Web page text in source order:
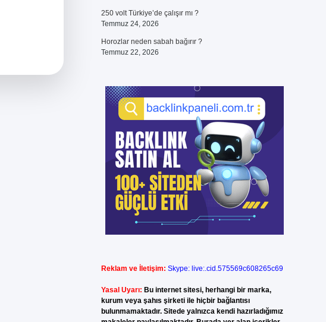
250 volt Türkiye’de çalışır mı ?
Temmuz 24, 2026
Horozlar neden sabah bağırır ?
Temmuz 22, 2026
Reklam ve İletişim: Skype: live:.cid.575569c608265c69
Yasal Uyarı: Bu internet sitesi, herhangi bir marka,
kurum veya şahıs şirketi ile hiçbir bağlantısı
bulunmamaktadır. Sitede yalnızca kendi hazırladığımız